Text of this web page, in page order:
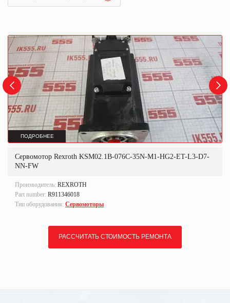
ПОДРОБНЕЕ
Сервомотор Rexroth KSM02.1B-076C-35N-M1-HG2-ET-L3-D7-
NN-FW
Производитель: REXROTH
Part number: R911346018
Тип оборудования: Сервомоторы
РАССЧИТАТЬ СТОИМОСТЬ РЕМОНТА